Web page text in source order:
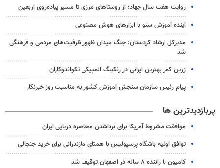
روایت هفت سال جهاد؛ از روستاهای مرزی تا مسیر پیاده‌روی اربعین
آینده آموزش سئو با ابزارهای هوش مصنوعی
مدیرکل ارشاد کردستان: جنگ میدان ظهور ظرفیت‌های مردمی و فرهنگی
شد
زرین کمر بهترین ایرانی در رنکینگ المپیکی تکواندوکاران
پیام رئیس سازمان سنجش آموزش کشور به مناسبت روز خبرنگار
پربازدیدترین ها
موافقت مشروط آمریکا برای برداشتن محاصره دریایی ایران
توافق اولیه باشگاه پرسپولیس با همتای مازندرانی برای خرید جنجالی
کامیون با راننده ۸ ساله در اصفهان توقیف شد